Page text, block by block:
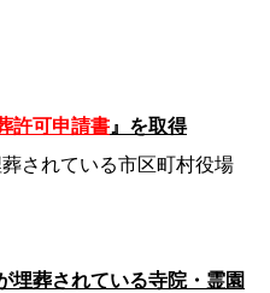
許可申請書 』を取得
葬されている市区町村役場
埋葬されている寺院・霊園